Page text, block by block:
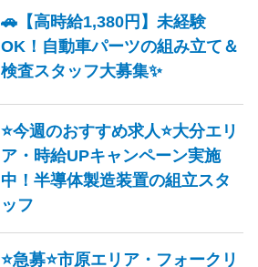
🚗【高時給1,380円】未経験
OK！自動車パーツの組み立て＆
検査スタッフ大募集✨
⭐今週のおすすめ求人⭐大分エリ
ア・時給UPキャンペーン実施
中！半導体製造装置の組立スタ
ッフ
⭐急募⭐市原エリア・フォークリ